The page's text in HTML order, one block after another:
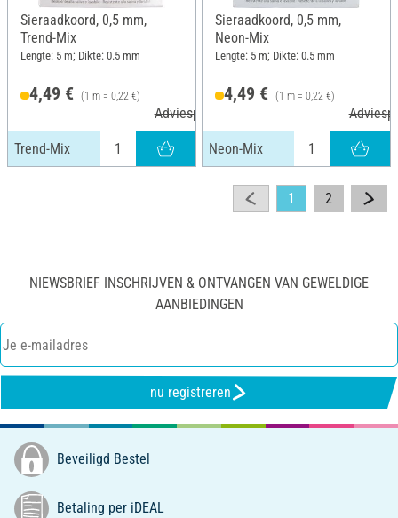
Sieraadkoord, 0,5 mm,
Trend-Mix
Lengte: 5 m; Dikte: 0.5 mm
4,49 € (1 m = 0,22 €)
Adviesprijs 4,99 €
Trend-Mix
Sieraadkoord, 0,5 mm,
Neon-Mix
Lengte: 5 m; Dikte: 0.5 mm
4,49 € (1 m = 0,22 €)
Neon-Mix
1 2
NIEWSBRIEF INSCHRIJVEN & ONTVANGEN VAN GEWELDIGE
AANBIEDINGEN
nu registreren
Beveiligd Bestel
Betaling per iDEAL